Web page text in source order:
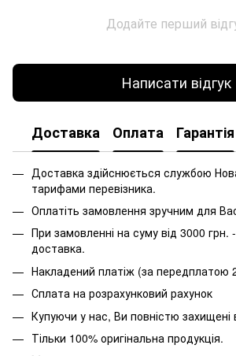
Додайте перший
Написати відгук
Доставка Оплата Гарантія
Доставка здійснюється службою
тарифами перевізника.
Оплатіть замовлення зручним для
При замовленні на суму від 3000 грн.
доставка.
Накладений платіж (за передплатою
Сплата на розрахунковий рахунок
Купуючи у нас, Ви повністю захищені
Тільки 100% оригінальна продукція.